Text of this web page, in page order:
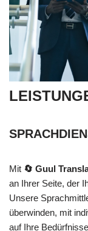
Mit 🔄 Guul
an Ihrer Seite, der
Unsere
überwinden, mit
auf Ihre